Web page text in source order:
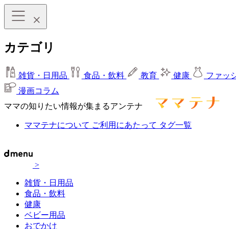
カテゴリ
雑貨・日用品 食品・飲料 教育 健康 ファッ
漫画コラム
ママの知りたい情報が集まるアンテナ
ママテナについて ご利用にあたって タグ一覧
>
雑貨・日用品
食品・飲料
健康
ベビー用品
おでかけ